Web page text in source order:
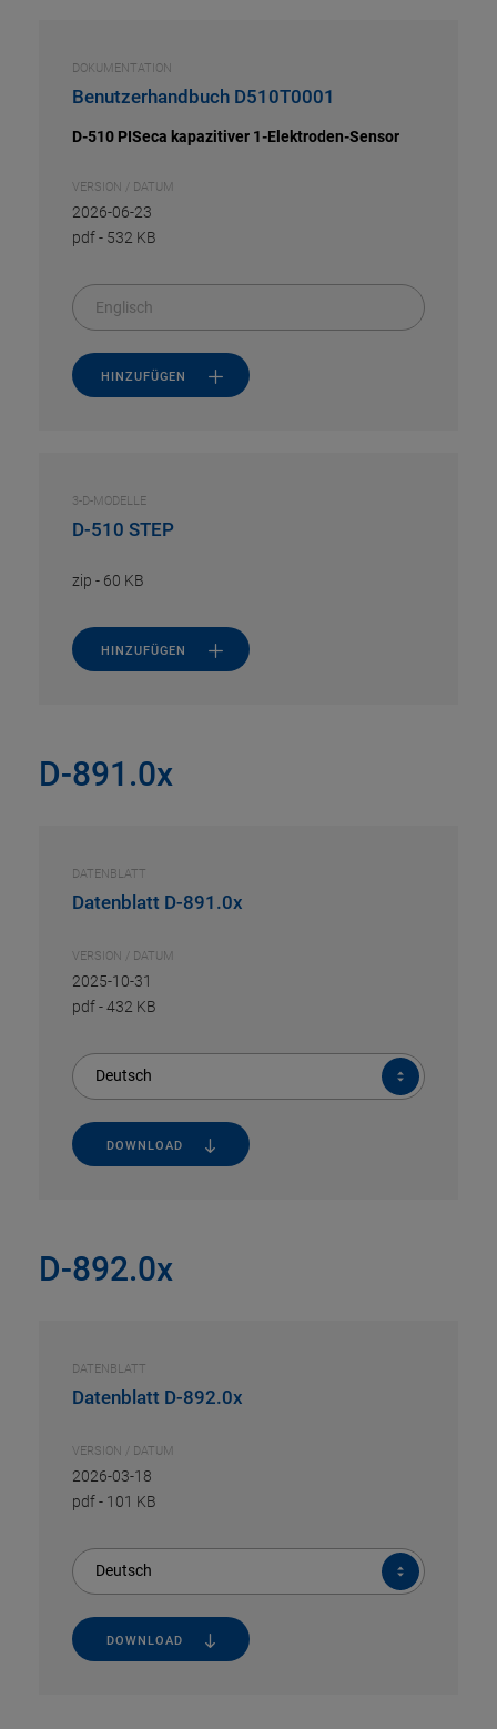
DOKUMENTATION
Benutzerhandbuch D510T0001
D-510 PISeca kapazitiver 1-Elektroden-Sensor
VERSION / DATUM
2026-06-23
pdf- 532 KB
Englisch
HINZUFÜGEN
3-D-MODELLE
D-510 STEP
zip - 60 KB
HINZUFÜGEN
D-891.0x
DATENBLATT
Datenblatt D-891.0x
VERSION / DATUM
2025-10-31
pdf-432 KB
Deutsch
DOWNLOAD
D-892.0x
DATENBLATT
Datenblatt D-892.0x
VERSION / DATUM
2026-03-18
pdf- 101 KB
Deutsch
DOWNLOAD